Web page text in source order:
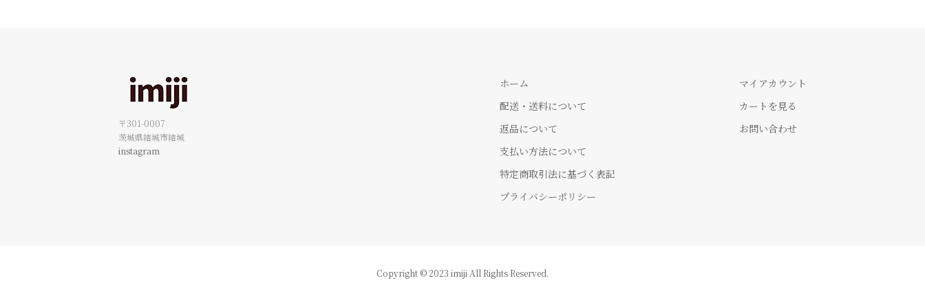
〒301-0007
茨城県結城市結城
instagram
ホーム
配送・送料について
返品について
支払い方法について
特定商取引法に基づく表記
プライバシーポリシー
マイアカウント
カートを見る
お問い合わせ
Copyright © 2023 imiji All Rights Reserved.